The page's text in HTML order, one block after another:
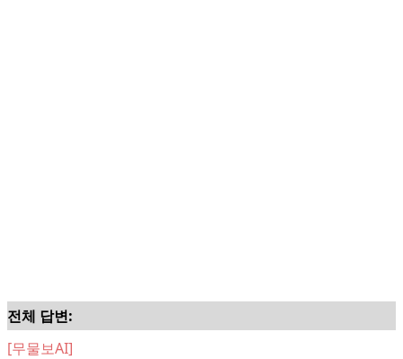
전체 답변:
[무물보AI]